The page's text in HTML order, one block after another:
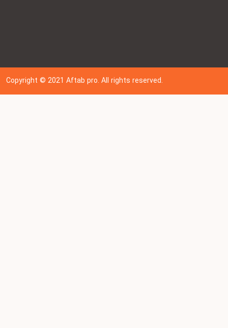
Copyright © 202 1Aftab pro. All rights reserved.